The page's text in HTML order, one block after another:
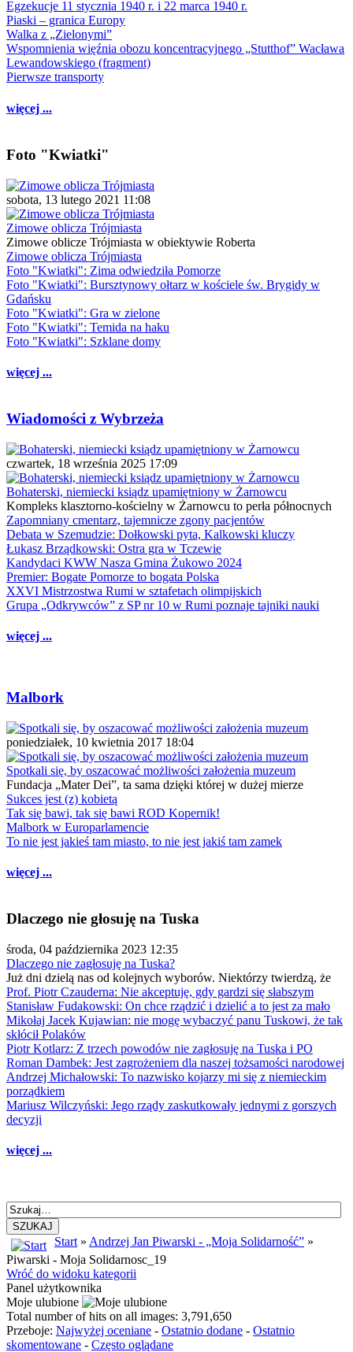
Egzekucje 11 stycznia 1940 r. i 22 marca 1940 r.
Piaski – granica Europy
Walka z „Zielonymi”
Wspomnienia więźnia obozu koncentracyjnego „Stutthof” Wacława
Lewandowskiego (fragment)
Pierwsze transporty
więcej ...
Foto "Kwiatki"
sobota, 13 lutego 2021 11:08
Zimowe oblicza Trójmiasta
Zimowe oblicze Trójmiasta w obiektywie Roberta
Zimowe oblicza Trójmiasta
Foto "Kwiatki": Zima odwiedziła Pomorze
Foto "Kwiatki": Bursztynowy ołtarz w kościele św. Brygidy w
Gdańsku
Foto "Kwiatki": Gra w zielone
Foto "Kwiatki": Temida na haku
Foto "Kwiatki": Szklane domy
więcej ...
Wiadomości z Wybrzeża
czwartek, 18 września 2025 17:09
Bohaterski, niemiecki ksiądz upamiętniony w Żarnowcu
Kompleks klasztorno-kościelny w Żarnowcu to perła północnych
Zapomniany cmentarz, tajemnicze zgony pacjentów
Debata w Szemudzie: Dołkowski pyta, Kalkowski kluczy
Łukasz Brządkowski: Ostra gra w Tczewie
Kandydaci KWW Nasza Gmina Żukowo 2024
Premier: Bogate Pomorze to bogata Polska
XXVI Mistrzostwa Rumi w sztafetach olimpijskich
Grupa „Odkrywców” z SP nr 10 w Rumi poznaje tajniki nauki
więcej ...
Malbork
poniedziałek, 10 kwietnia 2017 18:04
Spotkali się, by oszacować możliwości założenia muzeum
Fundacja „Mater Dei”, ta sama dzięki której w dużej mierze
Sukces jest (z) kobietą
Tak się bawi, tak się bawi ROD Kopernik!
Malbork w Europarlamencie
To nie jest jakieś tam miasto, to nie jest jakiś tam zamek
więcej ...
Dlaczego nie głosuję na Tuska
środa, 04 października 2023 12:35
Dlaczego nie zagłosuję na Tuska?
Już dni dzielą nas od kolejnych wyborów. Niektórzy twierdzą, że
Prof. Piotr Czauderna: Nie akceptuję, gdy gardzi się słabszym
Stanisław Fudakowski: On chce rządzić i dzielić a to jest za mało
Mikołaj Jacek Kujawian: nie mogę wybaczyć panu Tuskowi, że tak
skłócił Polaków
Piotr Kotlarz: Z trzech powodów nie zagłosuję na Tuska i PO
Roman Dambek: Jest zagrożeniem dla naszej tożsamości narodowej
Andrzej Michałowski: To nazwisko kojarzy mi się z niemieckim
porządkiem
Mariusz Wilczyński: Jego rządy zaskutkowały jednymi z gorszych
decyzji
więcej ...
SZUKAJ
Start » Andrzej Jan Piwarski - „Moja Solidarność” »
Piwarski - Moja Solidarnosc_19
Wróć do widoku kategorii
Panel użytkownika
Moje ulubione
Total number of hits on all images: 3,791,650
Przeboje: Najwyżej oceniane - Ostatnio dodane - Ostatnio
skomentowane - Często oglądane